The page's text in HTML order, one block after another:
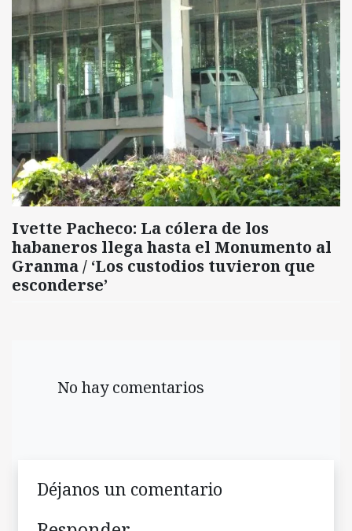
Ivette Pacheco: La cólera de los
habaneros llega hasta el Monumento al
Granma / ‘Los custodios tuvieron que
esconderse’
No hay comentarios
Déjanos un comentario